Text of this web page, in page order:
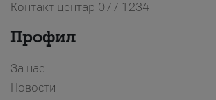
Контакт центар 077 1234
Профил
За нас
Новости